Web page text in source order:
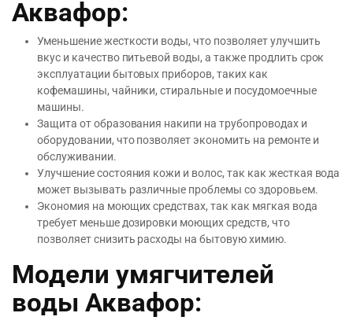
Аквафор:
Уменьшение жесткости воды, что позволяет улучшить
вкус и качество питьевой воды, а также продлить срок
эксплуатации бытовых приборов, таких как
кофемашины, чайники, стиральные и посудомоечные
машины.
Защита от образования накипи на трубопроводах и
оборудовании, что позволяет экономить на ремонте и
обслуживании.
Улучшение состояния кожи и волос, так как жесткая вода
может вызывать различные проблемы со здоровьем.
Экономия на моющих средствах, так как мягкая вода
требует меньше дозировки моющих средств, что
позволяет снизить расходы на бытовую химию.
Модели умягчителей
воды Аквафор: